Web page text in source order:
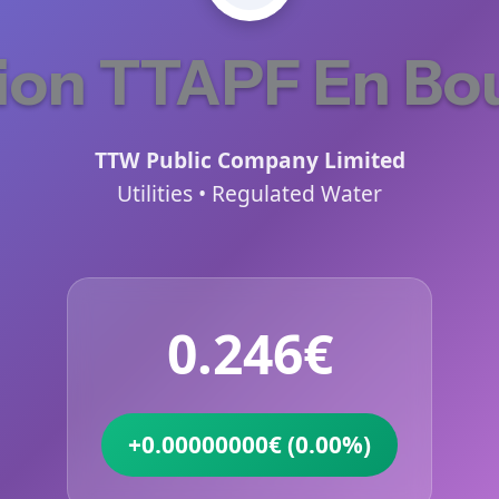
TTAPF En
TTW Public Company Limited
Utilities • Regulated Water
0.246€
+0.00000000€ (0.00%)